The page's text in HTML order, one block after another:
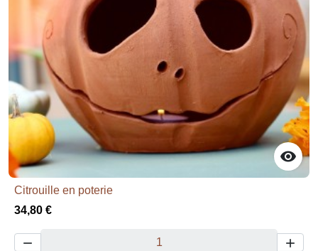

Citrouille en poterie
34,80 €
 